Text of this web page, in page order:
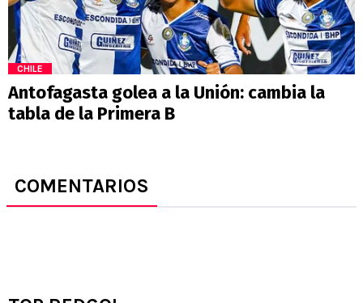
CHILE
Antofagasta golea a la Unión: cambia la
tabla de la Primera B
COMENTARIOS